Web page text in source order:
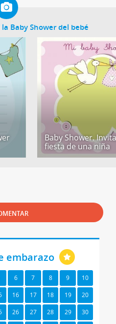
Baby Shower del bebé
Baby Shower.
fiesta de una niña
embarazo
6 7 8 9 10
16 17 18 19 20
26 27 28 29 30